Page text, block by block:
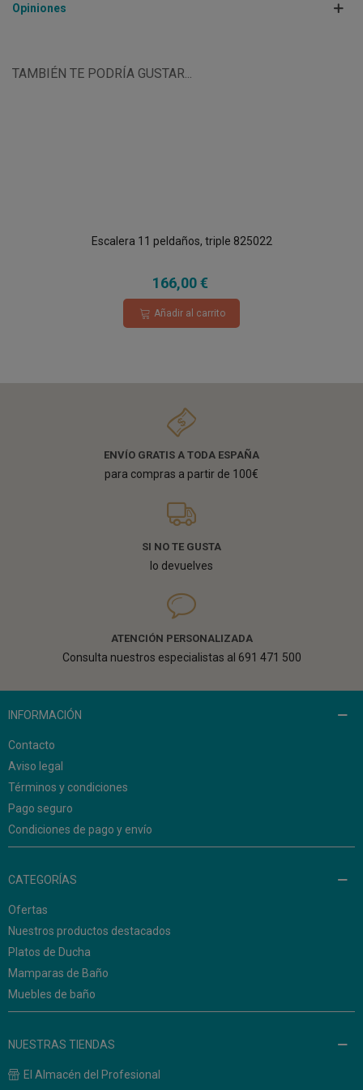
Opiniones
TAMBIÉN TE PODRÍA GUSTAR...
Escalera 11 peldaños, triple 825022
166,00 €
Añadir al carrito
ENVÍO GRATIS A TODA ESPAÑA
para compras a partir de 100€
SI NO TE GUSTA
lo devuelves
ATENCIÓN PERSONALIZADA
Consulta nuestros especialistas al 691 471 500
INFORMACIÓN
Contacto
Aviso legal
Términos y condiciones
Pago seguro
Condiciones de pago y envío
CATEGORÍAS
Ofertas
Nuestros productos destacados
Platos de Ducha
Mamparas de Baño
Muebles de baño
NUESTRAS TIENDAS
El Almacén del Profesional